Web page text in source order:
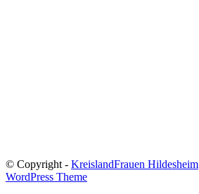
© Copyright - KreislandFrauen Hildesheim
WordPress Theme